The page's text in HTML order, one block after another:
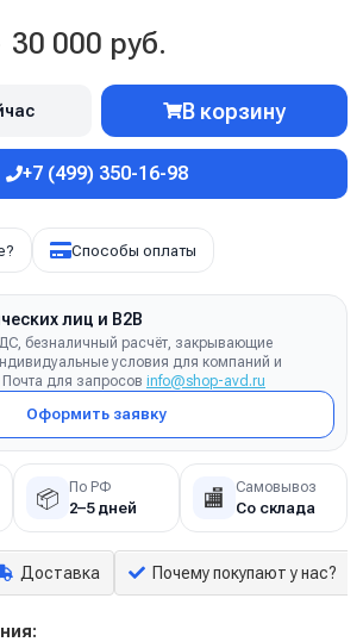
30 000 руб.
В корзину
+7 (499) 350-16-98
Способы оплаты
лиц и B2B
безналичный расчёт, закрывающие
условия для компаний и
для запросов info@shop-avd.ru
Оформить заявку
📦 По РФ
2–5 дней 🏬 Самовывоз
Со склада
Доставка Почему покупают у нас?